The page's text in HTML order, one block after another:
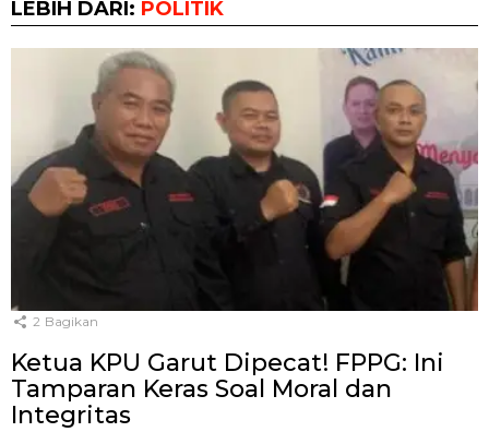
LEBIH DARI: POLITIK
2 Bagikan
Ketua KPU Garut Dipecat! FPPG: Ini
Tamparan Keras Soal Moral dan
Integritas